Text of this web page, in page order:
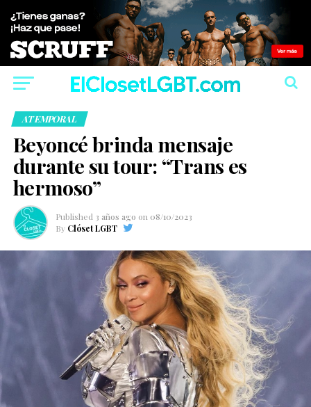
ATEMPORAL
Beyoncé brinda mensaje
durante su tour: “Trans es
hermoso”
Published 3 años ago on 08/10/2023
By Clóset LGBT